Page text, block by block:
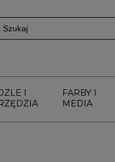
I
FARBY I
MEDIA